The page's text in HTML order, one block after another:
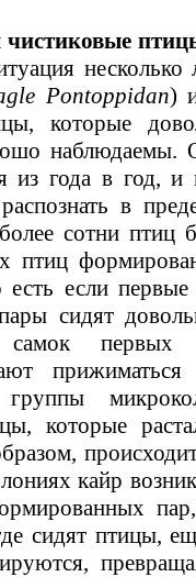
чистиковые
Pontoppidan)
которые
наблюдаемы.
из года в год,
в
сотни
есть если
сидят
первых
которые
кайр
сидят птицы,